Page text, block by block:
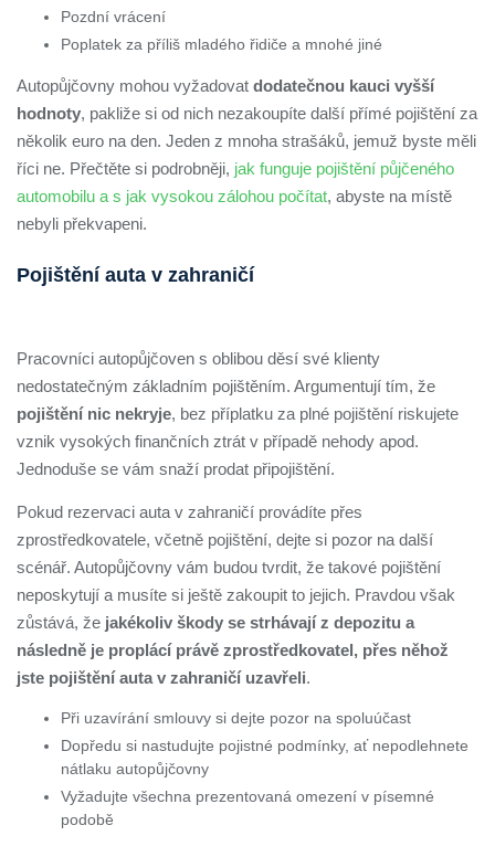
Pozdní vrácení
Poplatek za příliš mladého řidiče a mnohé jiné
Autopůjčovny mohou vyžadovat dodatečnou kauci vyšší
hodnoty, pakliže si od nich nezakoupíte další přímé pojištění za
několik euro na den. Jeden z mnoha strašáků, jemuž byste měli
říci ne. Přečtěte si podrobněji, jak funguje pojištění půjčeného
automobilu a s jak vysokou zálohou počítat, abyste na místě
nebyli překvapeni.
Pojištění auta v zahraničí
Pracovníci autopůjčoven s oblibou děsí své klienty
nedostatečným základním pojištěním. Argumentují tím, že
pojištění nic nekryje, bez příplatku za plné pojištění riskujete
vznik vysokých finančních ztrát v případě nehody apod.
Jednoduše se vám snaží prodat připojištění.
Pokud rezervaci auta v zahraničí provádíte přes
zprostředkovatele, včetně pojištění, dejte si pozor na další
scénář. Autopůjčovny vám budou tvrdit, že takové pojištění
neposkytují a musíte si ještě zakoupit to jejich. Pravdou však
zůstává, že jakékoliv škody se strhávají z depozitu a
následně je proplácí právě zprostředkovatel, přes něhož
jste pojištění auta v zahraničí uzavřeli.
Při uzavírání smlouvy si dejte pozor na spoluúčast
Dopředu si nastudujte pojistné podmínky, ať nepodlehnete
nátlaku autopůjčovny
Vyžadujte všechna prezentovaná omezení v písemné
podobě